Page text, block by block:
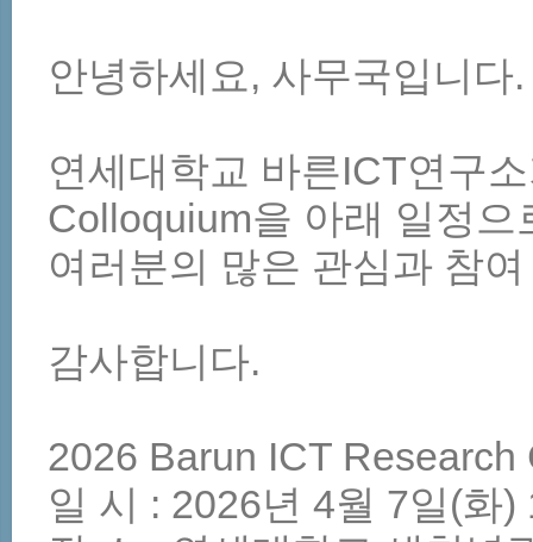
안녕하세요, 사무국입니다.
연세대학교 바른ICT연구
Colloquium을 아래 일정으
여러분의 많은 관심과 참
감사합니다.
2026 Barun ICT Research
일 시 : 2026년 4월 7일(화)